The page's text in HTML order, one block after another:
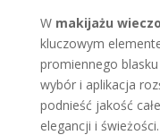
W makijażu
kluczowym
promiennego
wybór i aplikacja
podnieść jakość
elegancji i